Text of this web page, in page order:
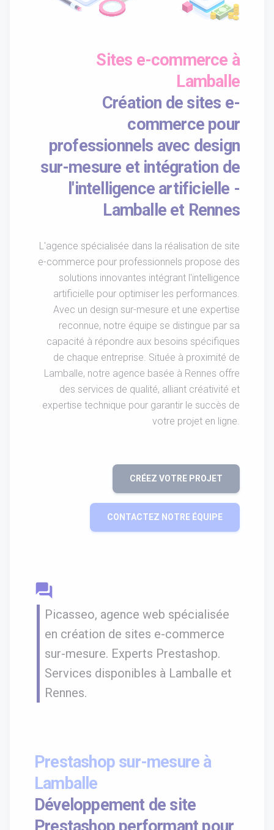
Sites e-commerce à
Lamballe
Création de sites e-
commerce pour
professionnels avec design
sur-mesure et intégration de
l'intelligence artificielle -
Lamballe et Rennes
L'agence spécialisée dans la réalisation de site
e-commerce pour professionnels propose des
solutions innovantes intégrant l'intelligence
artificielle pour optimiser les performances.
Avec un design sur-mesure et une expertise
reconnue, notre équipe se distingue par sa
capacité à répondre aux besoins spécifiques
de chaque entreprise. Située à proximité de
Lamballe, notre agence basée à Rennes offre
des services de qualité, alliant créativité et
expertise technique pour garantir le succès de
votre projet en ligne.
CRÉEZ VOTRE PROJET
CONTACTEZ NOTRE ÉQUIPE
question_answer
Picasseo, agence web spécialisée
en création de sites e-commerce
sur-mesure. Experts Prestashop.
Services disponibles à Lamballe et
Rennes.
Prestashop sur-mesure à
Lamballe
Développement de site